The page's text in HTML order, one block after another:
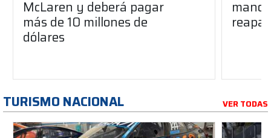
McLaren y deberá pagar
más de 10 millones de
dólares
TURISMO NACIONAL VER TODAS